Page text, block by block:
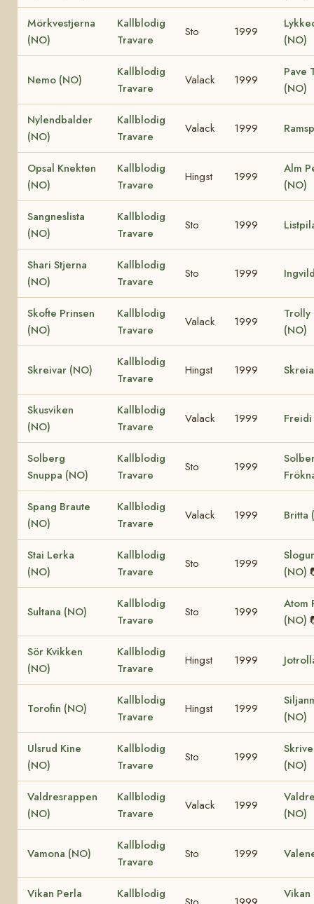
Mörkvestjerna
(NO)
Kallblodig
Travare
Sto 1999
(NO)
Nemo (NO)
Kallblodig
Travare
Valack 1999
Pave
(NO)
Nylendbalder
(NO)
Kallblodig
Travare
Valack 1999
Opsal Knekten
(NO)
Kallblodig
Travare
Hingst 1999
Alm
(NO)
Sangneslista
(NO)
Kallblodig
Travare
Sto 1999
Shari Stjerna
(NO)
Kallblodig
Travare
Sto 1999
Skofte Prinsen
(NO)
Kallblodig
Travare
Valack 1999
Trolly
(NO)
Skreivar (NO)
Kallblodig
Travare
Hingst 1999
Skusviken
(NO)
Kallblodig
Travare
Valack 1999
Solberg
Snuppa (NO)
Kallblodig
Travare
Sto 1999
Spang Braute
(NO)
Kallblodig
Travare
Valack 1999 Britta
Stai Lerka
(NO)
Kallblodig
Travare
Sto 1999
(NO)
Sultana (NO)
Kallblodig
Travare
Sto 1999
Atom
(NO)
Sör Kvikken
(NO)
Kallblodig
Travare
Hingst 1999
Torofin (NO)
Kallblodig
Travare
Hingst 1999
(NO)
Ulsrud Kine
(NO)
Kallblodig
Travare
Sto 1999
(NO)
Valdresrappen
(NO)
Kallblodig
Travare
Valack 1999
(NO)
Vamona (NO)
Kallblodig
Travare
Sto 1999
Vikan Perla
Kallblodig
Vikan